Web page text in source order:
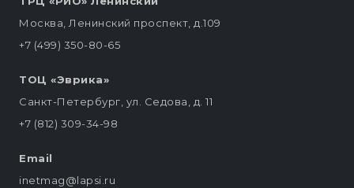
Москва, Ленинский проспект, д.109
+7 (499) 350-80-65
ТОЦ «Эврика»
Санкт-Петербург, ул. Седова, д. 11
+7 (812) 309-34-98
Email
inetmag@lapsi.ru